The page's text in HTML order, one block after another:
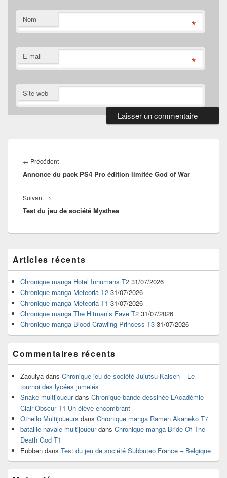
Nom *
E-mail *
Site web
de
l’article
← PrécédentArticle
précédent :
Annonce du pack PS4 Pro édition limitée God of War
Suivant →
suivant :
Test du jeu de société Mysthea
principale
de
widget
pour
barre
latérale
Articles récents
Chronique manga Hotel Inhumans T2 31/07/2026
Chronique manga Meteoria T2 31/07/2026
Chronique manga Meteoria T1 31/07/2026
Chronique manga The Hitman’s Fave T2 31/07/2026
Chronique manga Blood-Crawling Princess T3 31/07/2026
Commentaires récents
Zaouiya dans Chronique jeu de société Jujutsu Kaisen – Le
tournoi des lycées jumelés
Snake multijoueurdans Chronique bande dessinée L’Académie
Clair-Obscur T1 Un élève encombrant
Othello Multijoueurs dans Chronique manga Ramen Akaneko T7
bataille navale multijoueurdans Chronique manga Bride Of The
Death God T1
Eubben dans Test du jeu de société Subbuteo France – Belgique